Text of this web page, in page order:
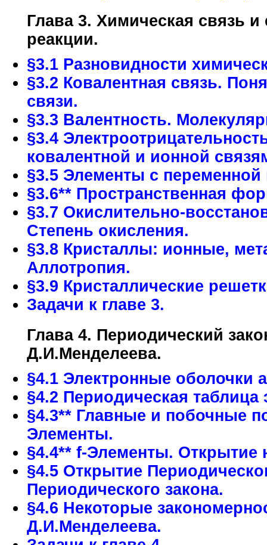
Глава 3. Химическая связь
реакции.
§3.1 Разновидности
§3.2 Ковалентная связь.
связи.
§3.3 Валентность.
§3.4
ковалентной и ионной
§3.5 Элементы с переменной
§3.6** Пространственная
§3.7 Окислительно-
Степень окисления.
§3.8 Кристаллы: ионные,
Аллотропия.
§3.9 Кристаллические
Задачи к главе 3.
Глава 4. Периодический
Д.И.Менделеева.
§4.1 Электронные оболочки
§4.2 Периодическая таблица
§4.3** Главные и побочные
Элементы.
§4.4** f-Элементы.
§4.5 Открытие
Периодического закона.
§4.6 Некоторые
Д.И.Менделеева.